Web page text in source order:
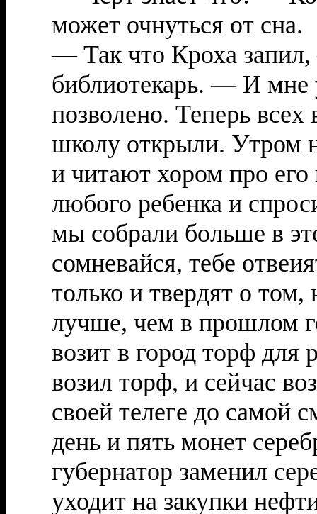
может очнуться от сна.
— Так что Кроха
библиотекарь. — И мне
позволено. Теперь всех
школу открыли. Утром
и читают хором про его
любого ребенка и
мы собрали больше в
сомневайся, тебе
только и твердят о
лучше, чем в прошлом
возит в город торф для
возил торф, и сейчас
своей телеге до самой
день и пять монет
губернатор заменил
уходит на закупки